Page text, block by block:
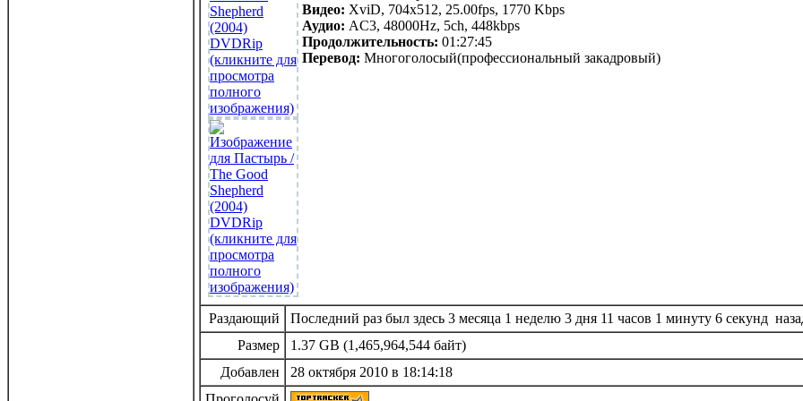
Видео: XviD, 704x512, 25.00fps, 1770 Kbps
Аудио: AC3, 48000Hz, 5ch, 448kbps
Продолжительность: 01:27:45
Перевод: Многоголосый(профессиональный закадровый)
Раздающий
Последний раз был здесь 3 месяца 1 неделю 3 дня 11 часов 1 минуту 6 секунд
Размер
1.37 GB (1,465,964,544 байт)
Добавлен
28 октября 2010 в 18:14:18